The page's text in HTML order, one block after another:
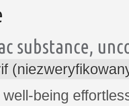
substance,
being